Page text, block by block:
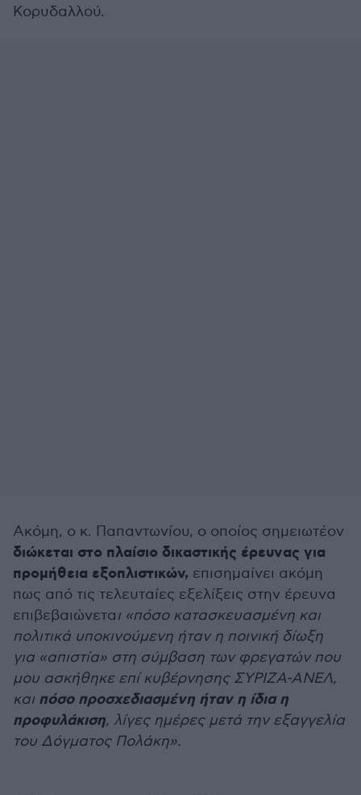
Κορυδαλλού.
Ακόμη, ο κ. Παπαντωνίου, ο οποίος σημειωτέον
διώκεται στο πλαίσιο δικαστικής έρευνας για
προμήθεια εξοπλιστικών, επισημαίνει ακόμη
πως από τις τελευταίες εξελίξεις στην έρευνα
επιβεβαιώνεται «πόσο κατασκευασμένη και
πολιτικά υποκινούμενη ήταν η ποινική δίωξη
για «απιστία» στη σύμβαση των φρεγατών που
μου ασκήθηκε επί κυβέρνησης ΣΥΡΙΖΑ-ΑΝΕΛ,
και πόσο προσχεδιασμένη ήταν η ίδια η
προφυλάκιση, λίγες ημέρες μετά την εξαγγελία
του Δόγματος Πολάκη».